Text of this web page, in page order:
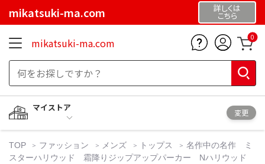
mikatsuki-ma.com 詳しくは
こちら
mikatsuki-ma.com 0
マイストア
変更
TOP ファッション メンズ トップス
名作中の名作 ミ
スターハリウッド 霜降りジップアップパーカー Nハリウッド